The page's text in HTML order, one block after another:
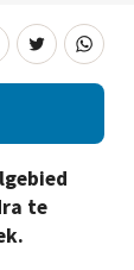
te